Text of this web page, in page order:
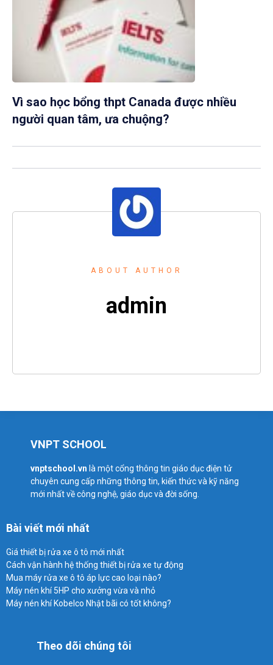
Vì sao học bổng thpt Canada được nhiều
người quan tâm, ưa chuộng?
ABOUT AUTHOR
admin
VNPT SCHOOL
vnptschool.vn là một cổng thông tin giáo dục điện tử
chuyên cung cấp những thông tin, kiến thức và kỹ năng
mới nhất về công nghệ, giáo dục và đời sống.
Bài viết mới nhất
Giá thiết bị rửa xe ô tô mới nhất
Cách vận hành hệ thống thiết bị rửa xe tự động
Mua máy rửa xe ô tô áp lực cao loại nào?
Máy nén khí 5HP cho xưởng vừa và nhỏ
Máy nén khí Kobelco Nhật bãi có tốt không?
Theo dõi chúng tôi